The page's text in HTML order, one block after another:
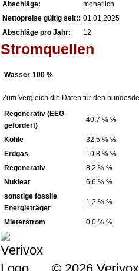
Abschläge:
monatlich
Nettopreise gültig seit:: 01.01.2025
Abschläge pro Jahr:
12
Stromquellen
Wasser 100 %
Zum Vergleich die Daten für den
Regenerativ (EEG
gefördert)
40,7 % %
Kohle
32,5 % %
Erdgas
10,8 % %
Regenerativ
8,2 % %
Nuklear
6,6 % %
sonstige fossile
Energieträger
1,2 % %
Mieterstrom 0,0 % %